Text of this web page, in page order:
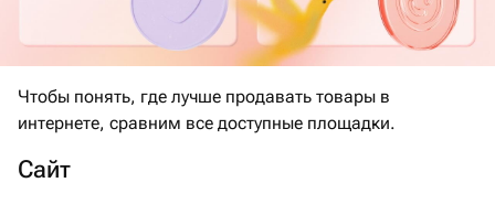
Чтобы понять, где лучше продавать товары в
интернете, сравним все доступные площадки.
Сайт